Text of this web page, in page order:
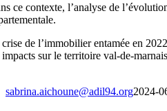
ce contexte, l’analyse de
de l’immobilier entamée en
impacts sur le territoire val-de-
sabrina.aichoune@adil94.org2024-